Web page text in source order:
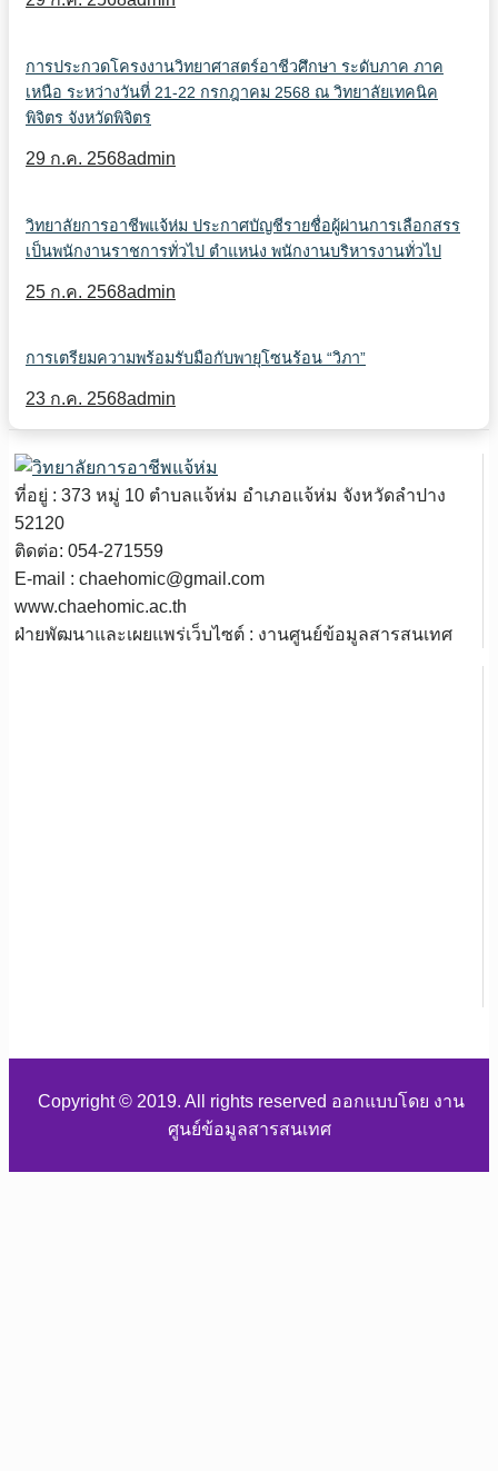
การประกวดโครงงานวิทยาศาสตร์อาชีวศึกษา ระดับภาค ภาค
เหนือ ระหว่างวันที่ 21-22 กรกฎาคม 2568 ณ วิทยาลัยเทคนิค
พิจิตร จังหวัดพิจิตร
29 ก.ค. 2568admin
วิทยาลัยการอาชีพแจ้ห่ม ประกาศบัญชีรายชื่อผู้ผ่านการเลือกสรร
เป็นพนักงานราชการทั่วไป ตำแหน่ง พนักงานบริหารงานทั่วไป
25 ก.ค. 2568admin
การเตรียมความพร้อมรับมือกับพายุโซนร้อน “วิภา”
23 ก.ค. 2568admin
ที่อยู่ : 373 หมู่ 10 ตำบลแจ้ห่ม อำเภอแจ้ห่ม จังหวัดลำปาง
52120
ติดต่อ: 054-271559
E-mail : chaehomic@gmail.com
www.chaehomic.ac.th
ฝ่ายพัฒนาและเผยแพร่เว็บไซต์ : งานศูนย์ข้อมูลสารสนเทศ
Copyright © 2019. All rights reserved ออกแบบโดย งาน
ศูนย์ข้อมูลสารสนเทศ